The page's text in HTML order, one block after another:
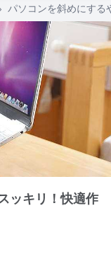
› パソコンを斜めにする
ッキリ！快適作